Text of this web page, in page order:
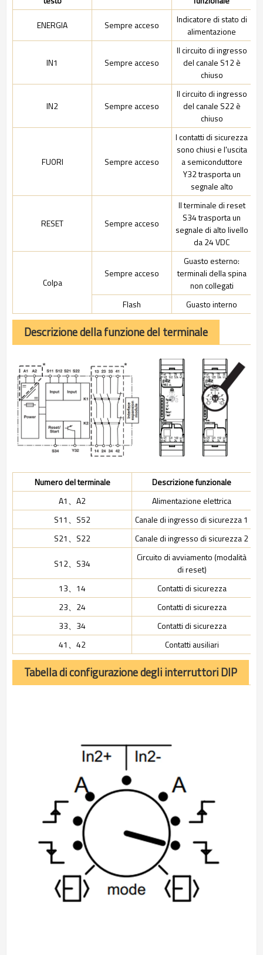
ENERGIA Sempre acceso
Indicatore di stato di
alimentazione
IN1 Sempre acceso
Il circuito di ingresso
del canale S12 è
chiuso
IN2 Sempre acceso
Il circuito di ingresso
del canale S22 è
chiuso
FUORI Sempre acceso
I contatti di sicurezza
sono chiusi e l'uscita
a semiconduttore
Y32 trasporta un
segnale alto
RESET Sempre acceso
Il terminale di reset
S34 trasporta un
segnale di alto livello
da 24 VDC
Colpa
Sempre acceso
Guasto esterno:
terminali della spina
non collegati
Flash
Guasto interno
Descrizione della funzione del terminale
Numero del terminale
Descrizione funzionale
A1、A2
Alimentazione elettrica
S11、S52
Canale di ingresso di sicurezza 1
S21、S22
Canale di ingresso di sicurezza 2
S12、S34
Circuito di avviamento (modalità
di reset)
13、14
Contatti di sicurezza
23、24
Contatti di sicurezza
33、34
Contatti di sicurezza
41、42
Contatti ausiliari
Tabella di configurazione degli interruttori DIP